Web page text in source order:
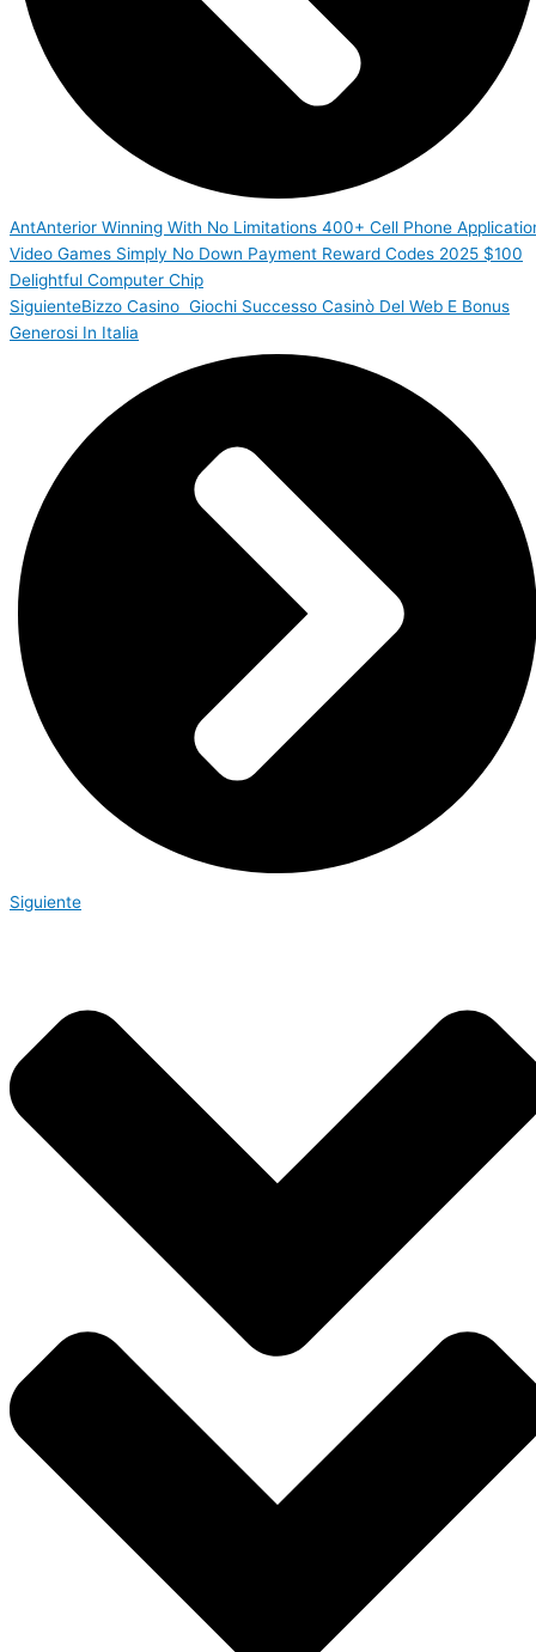
AntAnterior Winning With No Limitations 400+ Cell Phone
Video Games Simply No Down Payment Reward Codes 2025 $100
Delightful Computer Chip
SiguienteBizzo Casino ️ Giochi Successo Casinò Del Web E Bonus
Generosi In Italia
Siguiente